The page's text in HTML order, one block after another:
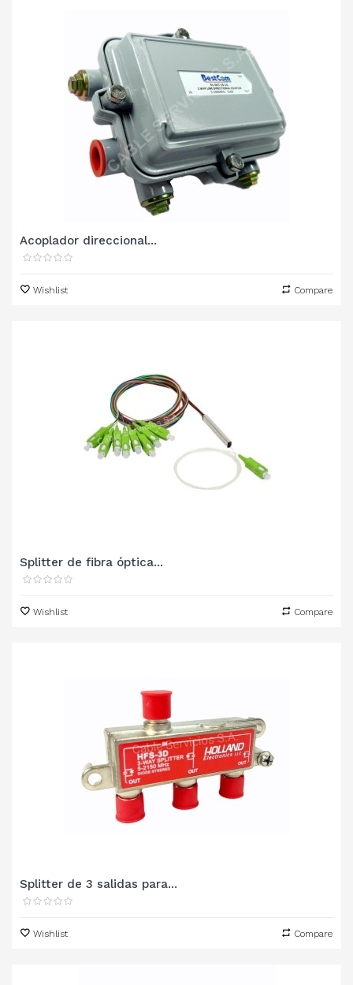
Acoplador direccional...
Wishlist Compare
Splitter de fibra óptica...
Wishlist Compare
Splitter de 3 salidas para...
Wishlist Compare